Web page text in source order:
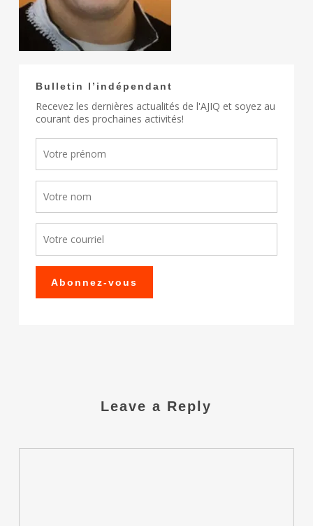
Bulletin l’indépendant
Recevez les dernières actualités de l'AJIQ et soyez au
courant des prochaines activités!
Leave a Reply